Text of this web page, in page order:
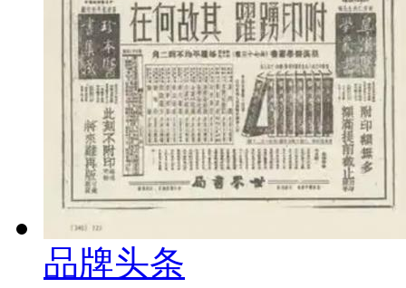
品牌头条